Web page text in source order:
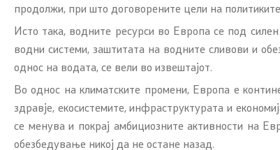
продолжи, при што договорените цели на
Исто така, водните ресурси во Европа се под
водни системи, заштитата на водните сливови и
однос на водата, се вели во извештајот.
Во однос на климатските промени, Европа е
здравје, екосистемите, инфраструктурата и
се менува и покрај амбициозните активности на
обезбедување никој да не остане назад.